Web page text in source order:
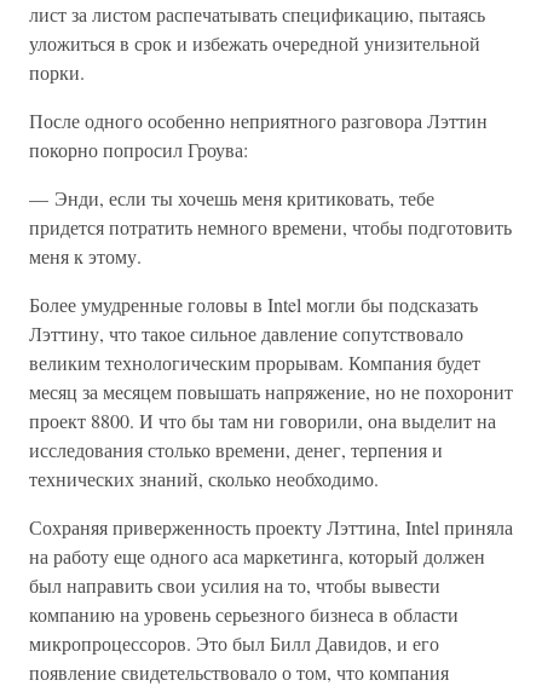
лист за листом распечатывать спецификацию, пытаясь
уложиться в срок и избежать очередной унизительной
порки.
После одного особенно неприятного разговора Лэттин
покорно попросил Гроува:
— Энди, если ты хочешь меня критиковать, тебе
придется потратить немного времени, чтобы подготовить
меня к этому.
Более умудренные головы в Intel могли бы подсказать
Лэттину, что такое сильное давление сопутствовало
великим технологическим прорывам. Компания будет
месяц за месяцем повышать напряжение, но не похоронит
проект 8800. И что бы там ни говорили, она выделит на
исследования столько времени, денег, терпения и
технических знаний, сколько необходимо.
Сохраняя приверженность проекту Лэттина, Intel приняла
на работу еще одного аса маркетинга, который должен
был направить свои усилия на то, чтобы вывести
компанию на уровень серьезного бизнеса в области
микропроцессоров. Это был Билл Давидов, и его
появление свидетельствовало о том, что компания